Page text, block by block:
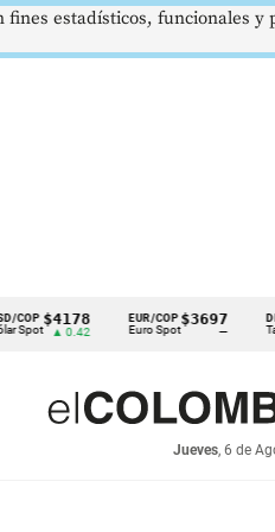
▲ 0.42
EUR/COP
Euro Spot
$3697
— Tasa
Jueves, 6 de
estadísticos, funcionales